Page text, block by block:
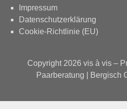
Impressum
Datenschutzerklärung
Cookie-Richtlinie (EU)
Copyright 2026 vis à vis –
Paarberatung | Bergisch